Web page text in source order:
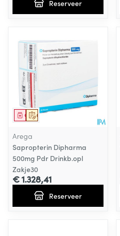
Reserveer
Op voorschrift
Geneesmiddel
Arega
Sapropterin Dipharma
500mg Pdr Drinkb.opl
Zakje30
€ 1.328,41
Reserveer